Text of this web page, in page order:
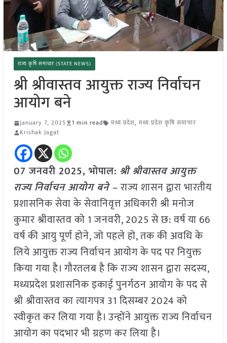
राज्य कृषि समाचार (STATE NEWS)
श्री श्रीवास्तव आयुक्त राज्य निर्वाचन
आयोग बने
January 7, 2025 1 min read मध्य प्रदेश, मध्य प्रदेश कृषि समाचार
Krishak Jagat
07 जनवरी 2025, भोपाल: श्री श्रीवास्तव आयुक्त
राज्य निर्वाचन आयोग बने –राज्य शासन द्वारा भारतीय
प्रशासनिक सेवा के सेवानिवृत्त अधिकारी श्री मनोज
कुमार श्रीवास्तव को 1 जनवरी, 2025 से छ: वर्ष या 66
वर्ष की आयु पूर्ण होने, जो पहले हो, तक की अवधि के
लिये आयुक्त राज्य निर्वाचन आयोग के पद पर नियुक्त
किया गया है। गौरतलब है कि राज्य शासन द्वारा सदस्य,
मध्यप्रदेश प्रशासनिक इकाई पुनर्गठन आयोग के पद से
श्री श्रीवास्तव का त्यागपत्र 31 दिसम्बर 2024 को
स्वीकृत कर लिया गया है। उन्होंने आयुक्त राज्य निर्वाचन
आयोग का पदभार भी ग्रहण कर लिया है।